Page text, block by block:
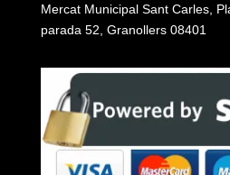
Mercat Municipal Sant Carles,
parada 52, Granollers 08401